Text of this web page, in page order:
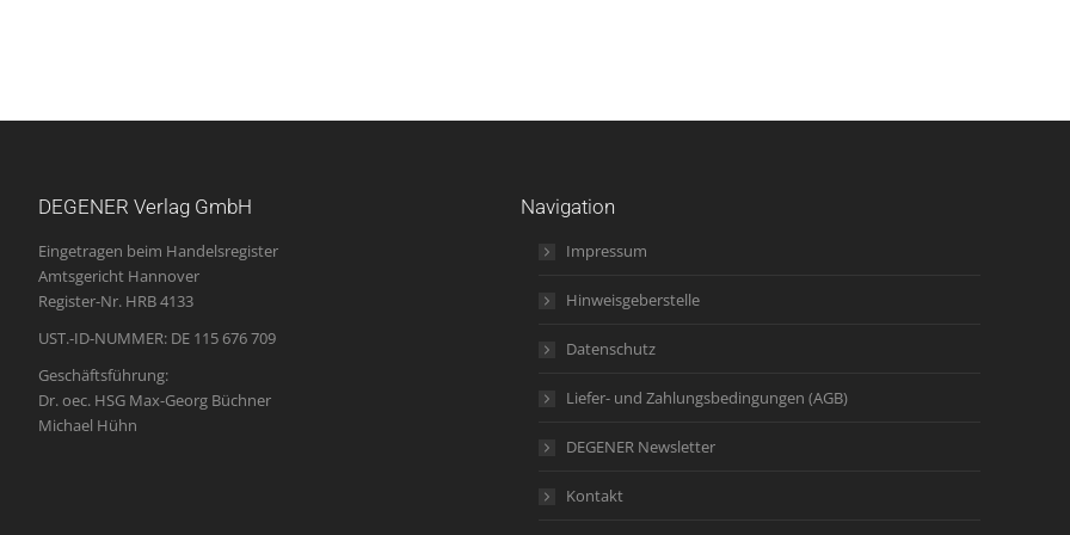
DEGENER Verlag GmbH
Eingetragen beim Handelsregister
Amtsgericht Hannover
Register-Nr. HRB 4133
UST.-ID-NUMMER: DE 115 676 709
Geschäftsführung:
Dr. oec. HSG Max-Georg Büchner
Michael Hühn
Navigation
Impressum
Hinweisgeberstelle
Datenschutz
Liefer- und Zahlungsbedingungen (AGB)
DEGENER Newsletter
Kontakt